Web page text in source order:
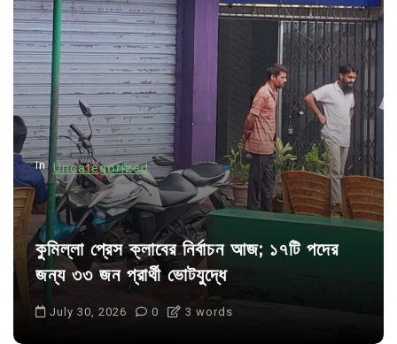
g
a
t
i
o
n
In Uncategorized
কুমিল্লা প্রেস ক্লাবের নির্বাচন আজ; ১৭টি পদের
জন্য ৩৩ জন প্রার্থী ভোটযুদ্ধে
July 30, 2026 0 3 words